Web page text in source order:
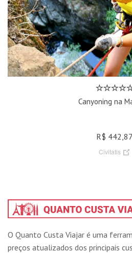
Canyoning na
R$ 442,87
Civitatis
O Quanto Custa Viajar é uma
preços atualizados dos principais